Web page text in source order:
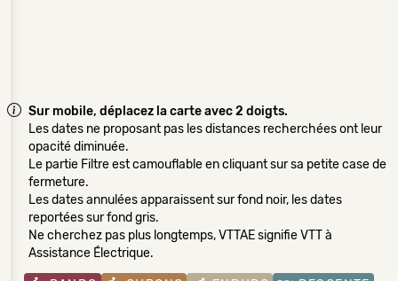
Sur mobile, déplacez la carte avec 2 doigts.
Les dates ne proposant pas les distances recherchées ont leur
opacité diminuée.
Le partie Filtre est camouflable en cliquant sur sa petite case de
fermeture.
Les dates annulées apparaissent sur fond noir, les dates
reportées sur fond gris.
Ne cherchez pas plus longtemps, VTTAE signifie VTT à
Assistance Électrique.